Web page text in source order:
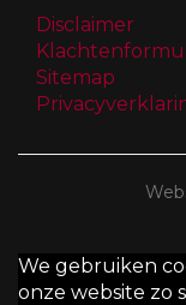
Disclaimer
Sitemap
We gebruiken
onze website zo